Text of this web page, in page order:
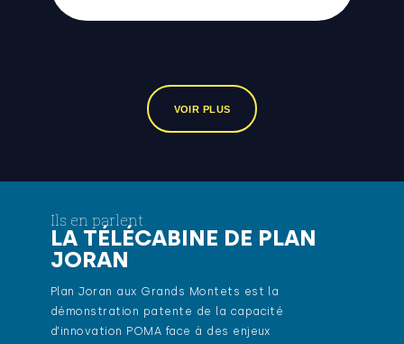
VOIR PLUS
Ils en parlent
LA TÉLÉCABINE DE PLAN
JORAN
Plan Joran aux Grands Montets est la
démonstration patente de la capacité
d’innovation POMA face à des enjeux